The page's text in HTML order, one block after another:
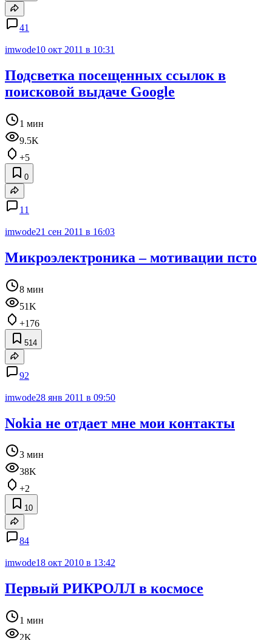
41
imwode10 окт 2011 в 10:31
Подсветка посещенных ссылок в
поисковой выдаче Google
1 мин
9.5K
+5
0
11
imwode21 сен 2011 в 16:03
Микроэлектроника – мотивации псто
8 мин
51K
+176
514
92
imwode28 янв 2011 в 09:50
Nokia не отдает мне мои контакты
3 мин
38K
+2
10
84
imwode18 окт 2010 в 13:42
Первый РИКРОЛЛ в космосе
1 мин
2K